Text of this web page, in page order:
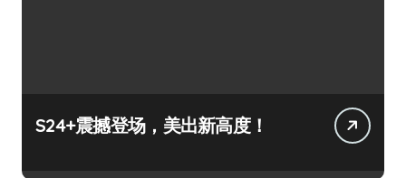
S24+震撼登场，美出新高度！